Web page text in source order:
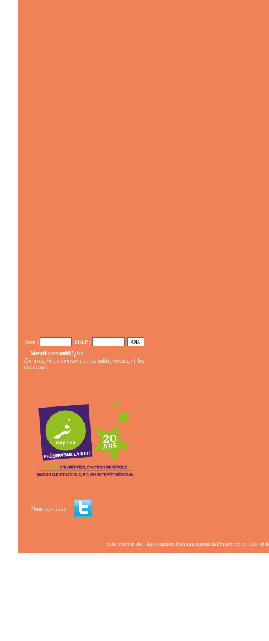
Nom :
M.d.P. :
Identifiants oubliï¿½s
Cet accï¿½s ne concerne ni les adhï¿½rents, ni les
donateurs
Nous rejoindre :
Site internet de l'Association Nationale pour la Protection du Ciel et de